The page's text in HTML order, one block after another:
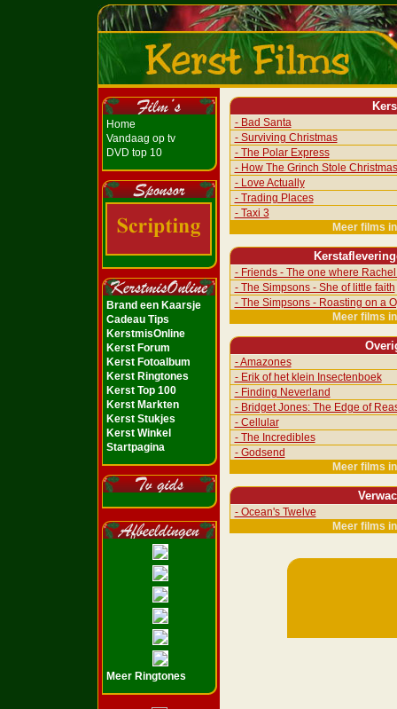
Home
Vandaag op tv
DVD top 10
Brand een Kaarsje
Cadeau Tips
KerstmisOnline
Kerst Forum
Kerst Fotoalbum
Kerst Ringtones
Kerst Top 100
Kerst Markten
Kerst Stukjes
Kerst Winkel
Startpagina
Meer Ringtones
- Bad Santa
- Surviving Christmas
- The Polar Express
- How The Grinch Stole Christmas
- Love Actually
- Trading Places
- Taxi 3
Meer films
- Friends - The one where
- The Simpsons - She of little faith
- The Simpsons - Roasting on a
Meer films
- Amazones
- Erik of het klein Insectenboek
- Finding Neverland
- Bridget Jones: The Edge of
- Cellular
- The Incredibles
- Godsend
Meer films
- Ocean's Twelve
Meer films